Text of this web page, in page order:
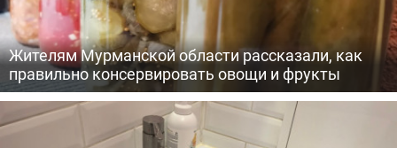
Жителям Мурманской области рассказали, как
правильно консервировать овощи и фрукты